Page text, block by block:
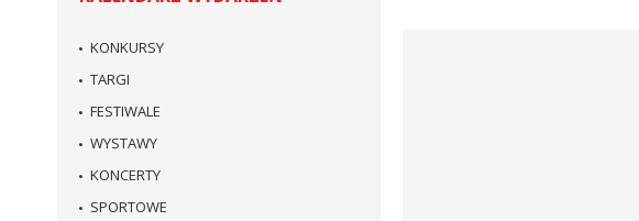
KONKURSY
TARGI
FESTIWALE
WYSTAWY
KONCERTY
SPORTOWE